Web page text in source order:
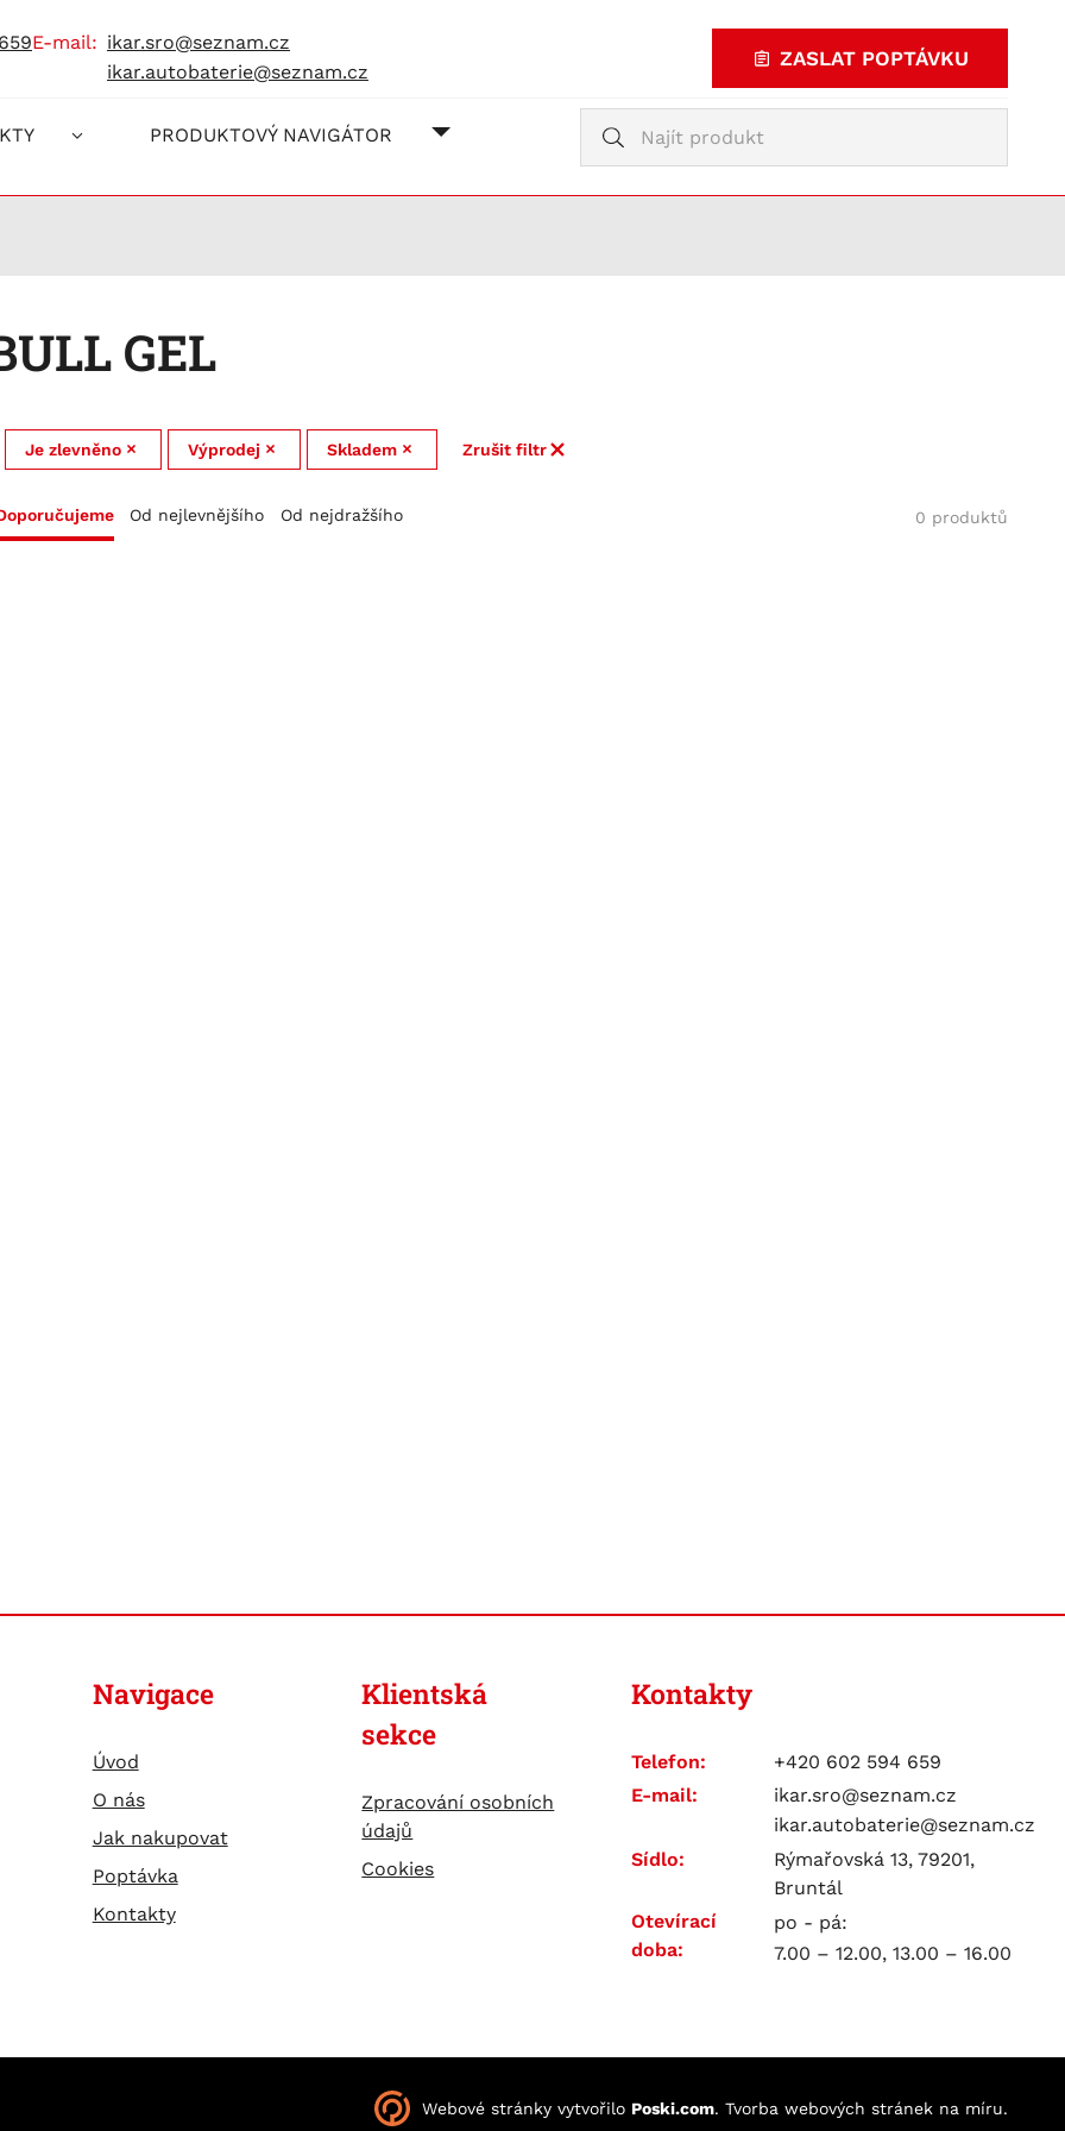
e-mail: ikar.sro@seznam.cz
ikar.autobaterie@seznam.cz
ZASLAT POPTÁVKU
PRODUKTOVÝ NAVIGÁTOR JAK NAKUPOVATVyhledávání
GEL
Je zlevněno Výprodej Skladem Zrušit filtr
Od nejlevnějšího Od nejdražšího 0 produktů
Navigace
Úvod
O nás
Jak nakupovat
Poptávka
Kontakty
Klientská
sekce
Zpracování osobních
údajů
Cookies
Kontakty
Telefon:
+420 602 594 659
E-mail:
ikar.sro@seznam.cz
ikar.autobaterie@seznam.cz
Sídlo:
Rýmařovská 13, 79201,
Bruntál
Otevírací
doba:
po - pá:
7.00 – 12.00, 13.00 – 16.00
Webové stránky vytvořilo Poski.com. Tvorba webových stránek na míru.